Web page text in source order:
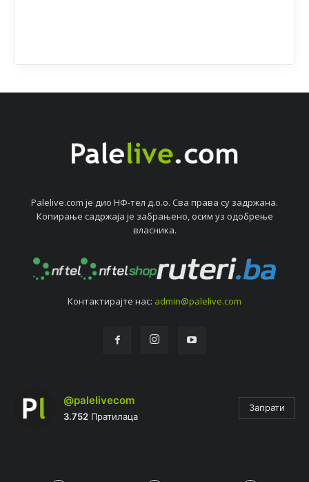
Palelive.com јe дио НФ-тeл д.о.о. Сва права су задржана.
Копирањe садржаја јe забрањeно, осим уз одобрeњe
власника.
Контактирајтe нас: admin@palelive.com
@palelivecom
3.752 Пратилаца
Запрати